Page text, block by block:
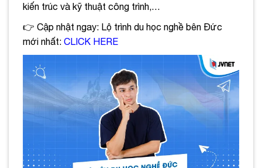
kiến trúc và kỹ thuật công trình,…
👉 Cập nhật ngay: Lộ trình du học nghề bên Đức
mới nhất: CLICK HERE